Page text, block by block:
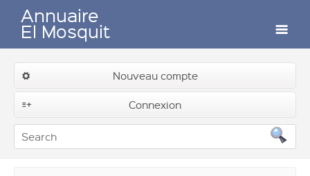
Annuaire
El Mosquit
Auteurs
Nouveau compte
Connexion